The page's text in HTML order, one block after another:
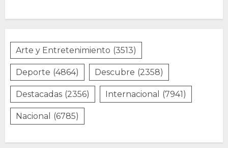
Arte y Entretenimiento (3513)
Deporte (4864) Descubre (2358)
Destacadas (2356) Internacional (7941)
Nacional (6785)